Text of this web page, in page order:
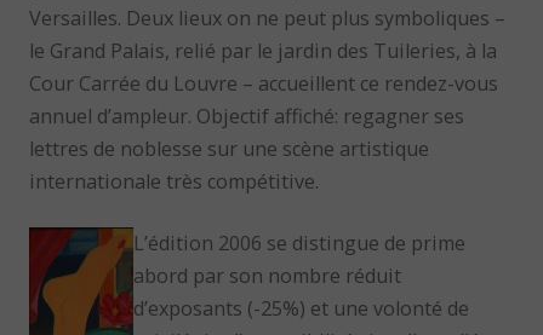
Versailles. Deux lieux on ne peut plus symboliques –
le Grand Palais, relié par le jardin des Tuileries, à la
Cour Carrée du Louvre – accueillent ce rendez-vous
annuel d’ampleur. Objectif affiché: regagner ses
lettres de noblesse sur une scène artistique
internationale très compétitive.
L’édition 2006 se distingue de prime
abord par son nombre réduit
d’exposants (-25%) et une volonté de